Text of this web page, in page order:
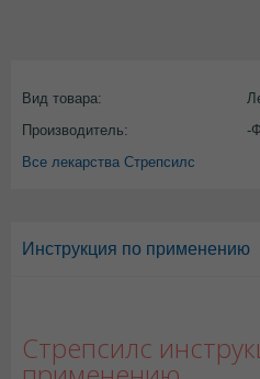
Вид товара:
Производитель:
-
Все лекарства Стрепсилс
Инструкция по применению
Стрепсилс